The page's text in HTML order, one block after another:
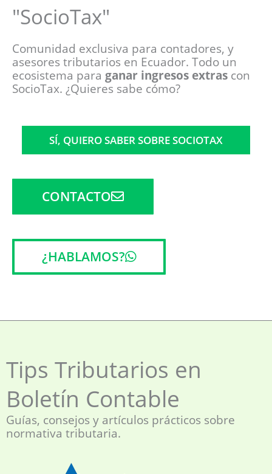
"SocioTax"
Comunidad exclusiva para contadores, y
asesores tributarios en Ecuador. Todo un
ecosistema para ganar ingresos extras con
SocioTax. ¿Quieres sabe cómo?
SÍ, QUIERO SABER SOBRE SOCIOTAX
CONTACTO
¿HABLAMOS?
Tips Tributarios en
Boletín Contable
Guías, consejos y artículos prácticos sobre
normativa tributaria.